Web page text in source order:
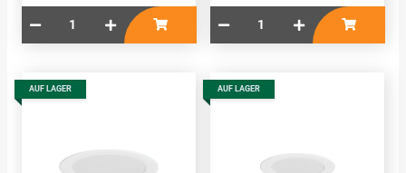
AUF LAGER AUF LAGER